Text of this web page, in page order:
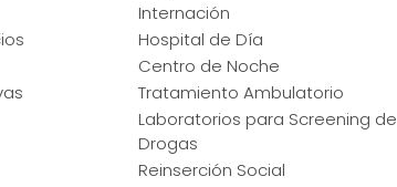
Internación
Hospital de Día
Centro de Noche
Tratamiento Ambulatorio
Laboratorios para Screening de
Drogas
Reinserción Social